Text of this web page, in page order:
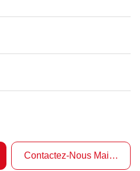
Contactez-Nous Maintenant